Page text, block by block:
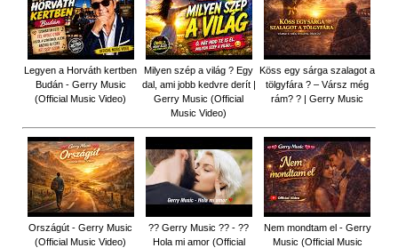
Legyen a Horváth kertben
Budán - Gerry Music
(Official Music Video)
Milyen szép a világ ? Egy
dal, ami jobb kedvre derít |
Gerry Music (Official
Music Video)
Köss egy sárga szalagot a
tölgyfára ?️ – Vársz még
rám? ? | Gerry Music
Országút - Gerry Music
(Official Music Video)
?? Gerry Music ?? - ??
Hola mi amor (Official
Nem mondtam el - Gerry
Music (Official Music